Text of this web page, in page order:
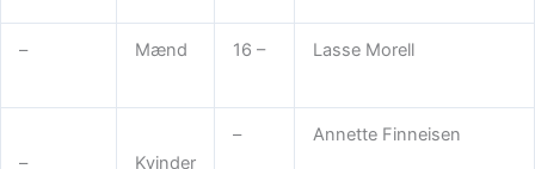
– Mænd 16 – Lasse Morell
– Kvinder
– Annette Finneisen